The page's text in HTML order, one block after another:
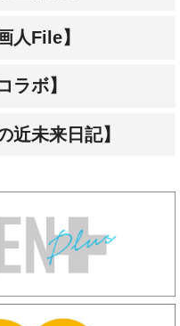
人File】
ラボ】
近未来日記】